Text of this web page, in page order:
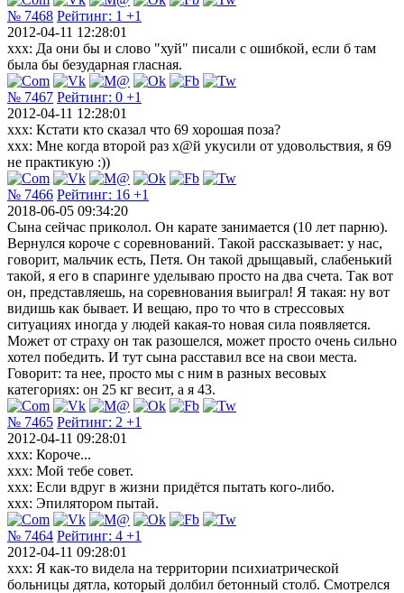
№ 7468 Рейтинг: 1 +1
2012-04-11 12:28:01
ххх: Да они бы и слово "хуй" писали с ошибкой, если б там
была бы безударная гласная.
№ 7467 Рейтинг: 0 +1
2012-04-11 12:28:01
xxx: Кстати кто сказал что 69 хорошая поза?
xxx: Мне когда второй раз х@й укусили от удовольствия, я 69
не практикую :))
№ 7466 Рейтинг: 16 +1
2018-06-05 09:34:20
Сына сейчас приколол. Он карате занимается (10 лет парню).
Вернулся короче с соревнований. Такой рассказывает: у нас,
говорит, мальчик есть, Петя. Он такой дрыщавый, слабенький
такой, я его в спаринге уделываю просто на два счета. Так вот
он, представляешь, на соревнования выиграл! Я такая: ну вот
видишь как бывает. И вещаю, про то что в стрессовых
ситуациях иногда у людей какая-то новая сила появляется.
Может от страху он так разошелся, может просто очень сильно
хотел победить. И тут сына расставил все на свои места.
Говорит: та нее, просто мы с ним в разных весовых
категориях: он 25 кг весит, а я 43.
№ 7465 Рейтинг: 2 +1
2012-04-11 09:28:01
xxx: Короче...
xxx: Мой тебе совет.
xxx: Если вдруг в жизни придётся пытать кого-либо.
xxx: Эпилятором пытай.
№ 7464 Рейтинг: 4 +1
2012-04-11 09:28:01
xxx: Я как-то видела на территории психиатрической
больницы дятла, который долбил бетонный столб. Смотрелся